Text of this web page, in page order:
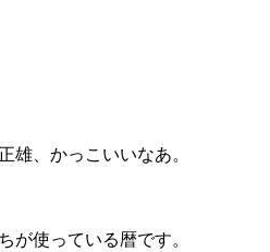
雄、かっこいいなあ。
が使っている暦です。